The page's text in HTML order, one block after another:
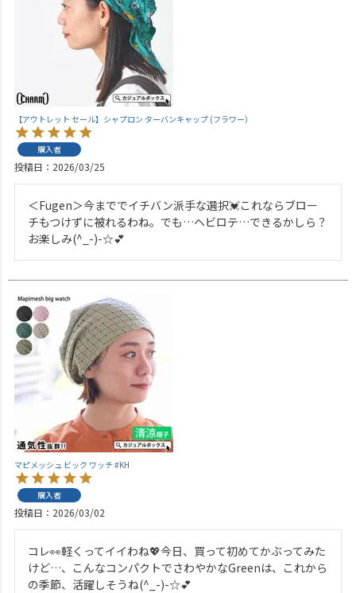
【アウトレット セール】シャプロン ターバンキャップ (フラワー）
購入者
投稿日 2026/03/25
＜Fugen＞今まででイチバン派手な選択💓これならブロー
チもつけずに被れるわね。でも…ヘビロテ…できるかしら？
お楽しみ(^_-)-☆💕
マピメッシュ ビック ワッチ #KH
購入者
投稿日 2026/03/02
コレ👀軽くってイイわね💖今日、買って初めてかぶってみた
けど…、こんなコンパクトでさわやかなGreenは、これから
の季節、活躍しそうね(^_-)-☆💕